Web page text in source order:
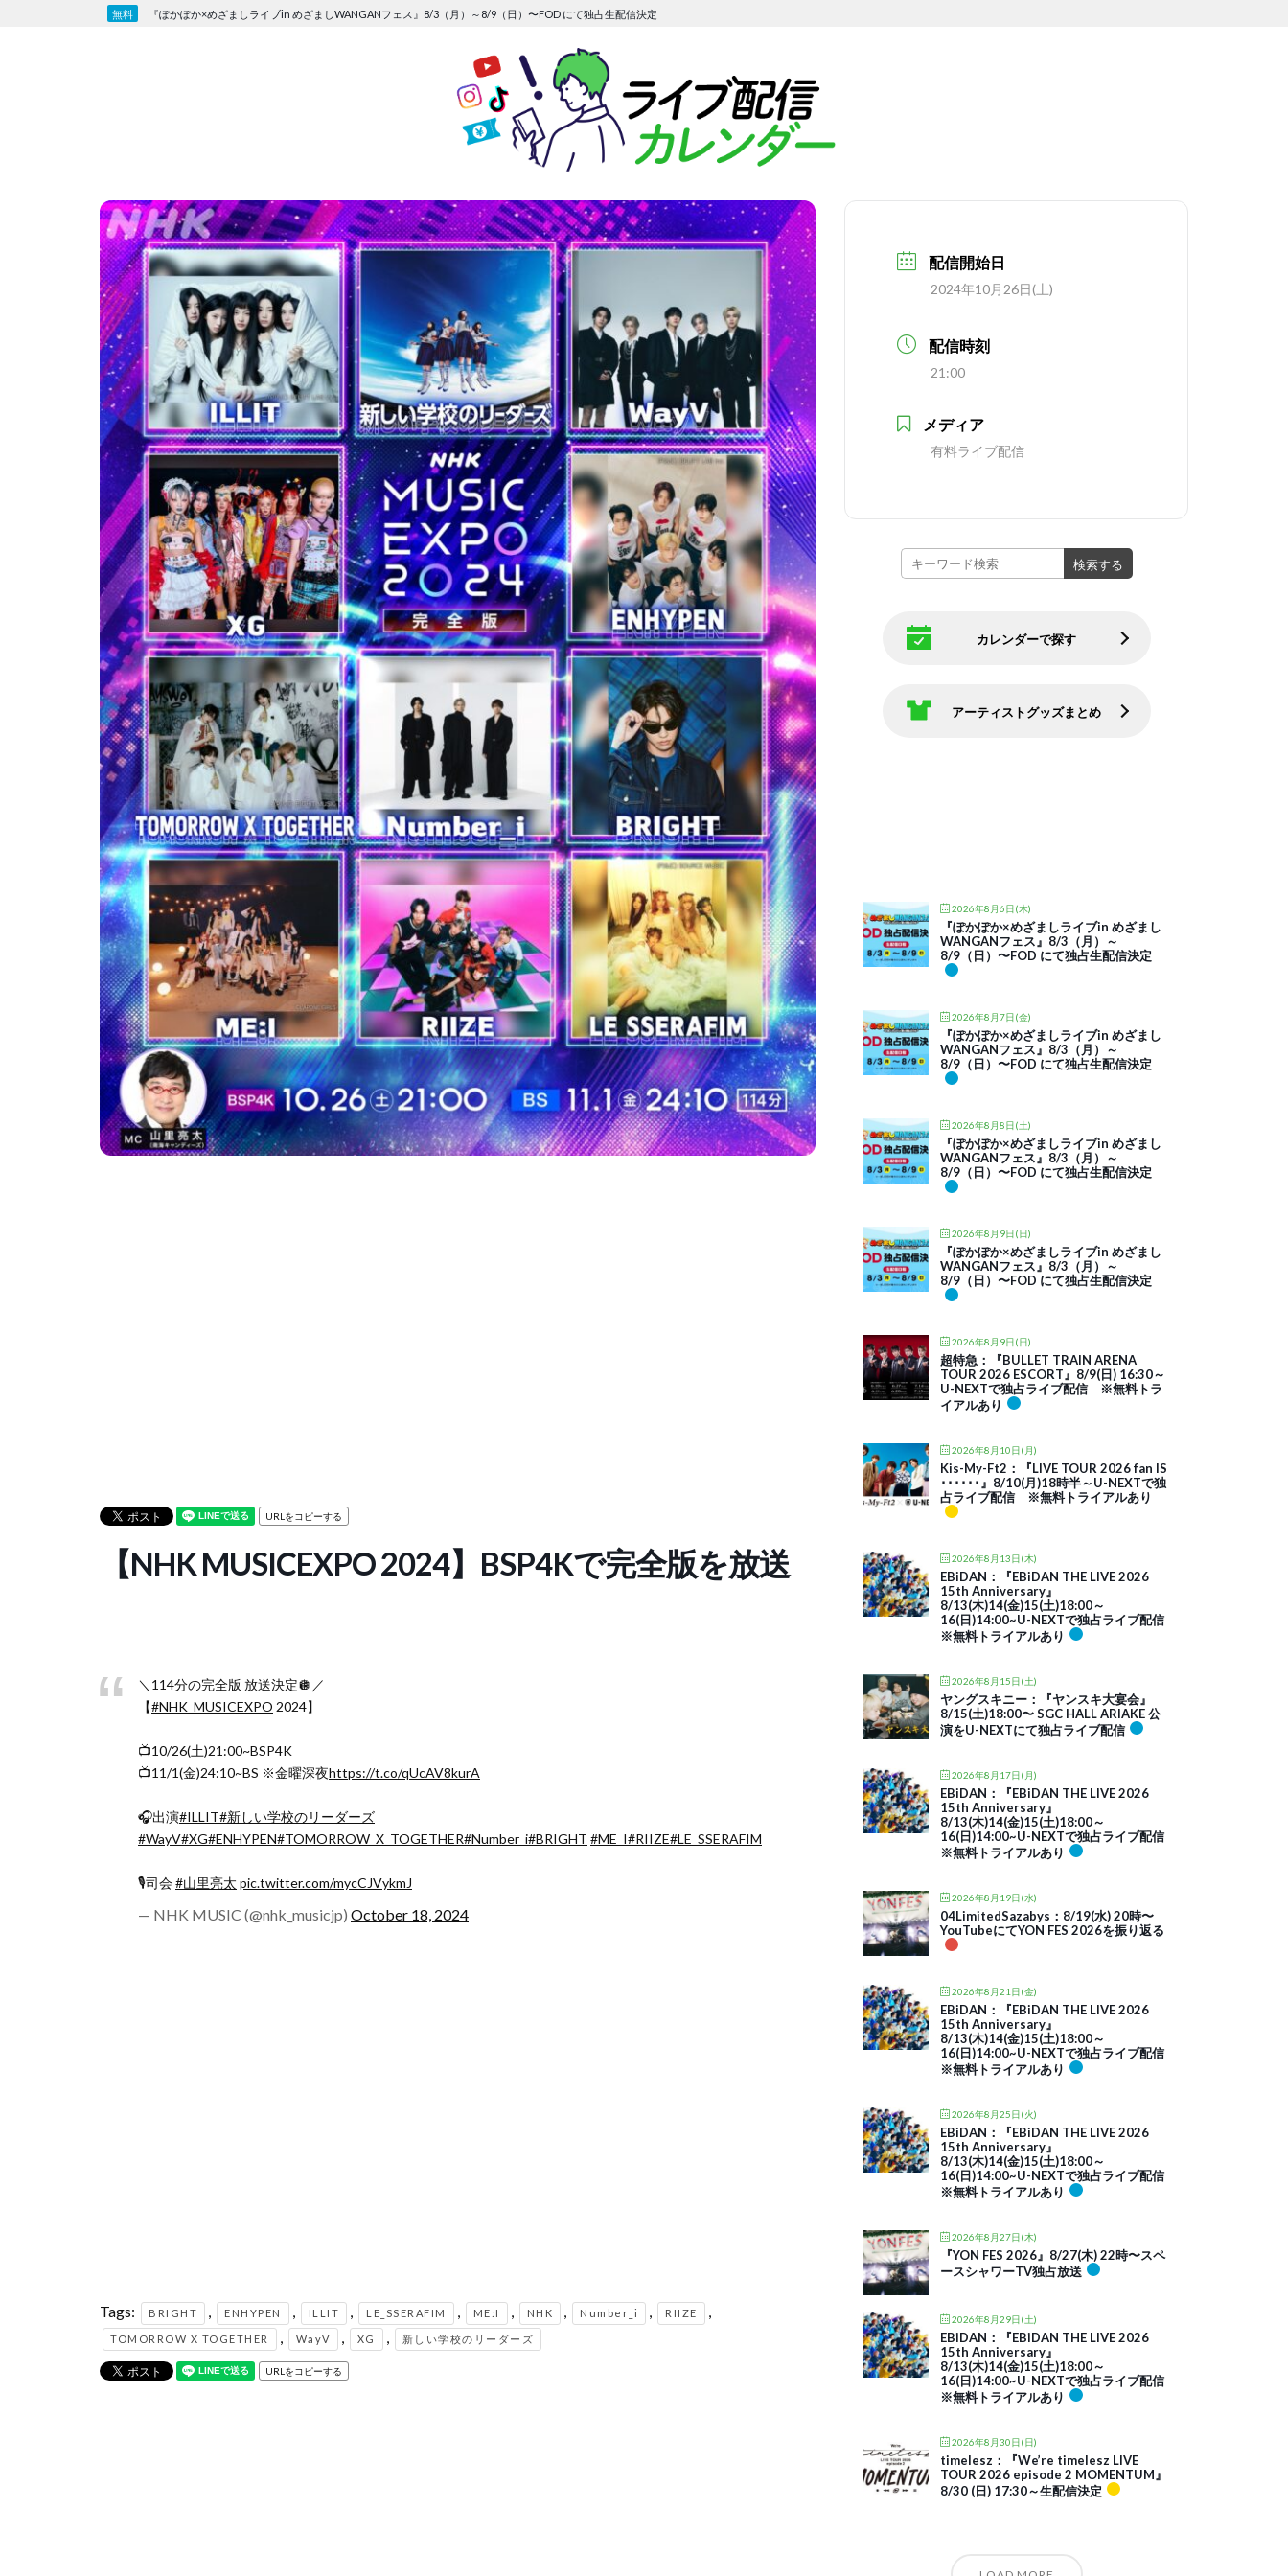
URLをコピーする
【NHK MUSICEXPO 2024】BSP4Kで完全版を放送
＼114分の完全版 放送決定🪩／
【#NHK_MUSICEXPO 2024】
📺10/26(土)21:00~BSP4K
📺11/1(金)24:10~BS ※金曜深夜https://t.co/qUcAV8kurA
🎧出演#ILLIT#新しい学校のリーダーズ
#WayV#XG#ENHYPEN#TOMORROW_X_TOGETHER#Number_i#BRIGHT #ME_I#RIIZE#LE_SSERAFIM
🎙️司会#山里亮太 pic.twitter.com/mycCJVykmJ
— NHK MUSIC (@nhk_musicjp) October 18, 2024
Tags: BRIGHT ENHYPEN ILLIT LE_SSERAFIM ME:I NHK Number_i RIIZE
TOMORROW X TOGETHER WayV XG 新しい学校のリーダーズ
URLをコピーする
配信開始日
2024年10月26日(土)
配信時刻
21:00
メディア
有料ライブ配信
カレンダーで探す
アーティストグッズまとめ
2026年8月6日(木)
『ぽかぽか×めざましライブin めざまし
WANGANフェス』8/3（月）～
8/9（日）〜FOD にて独占生配信決定
2026年8月7日(金)
『ぽかぽか×めざましライブin めざまし
WANGANフェス』8/3（月）～
8/9（日）〜FOD にて独占生配信決定
2026年8月8日(土)
『ぽかぽか×めざましライブin めざまし
WANGANフェス』8/3（月）～
8/9（日）〜FOD にて独占生配信決定
2026年8月9日(日)
『ぽかぽか×めざましライブin めざまし
WANGANフェス』8/3（月）～
8/9（日）〜FOD にて独占生配信決定
2026年8月9日(日)
超特急：『BULLET TRAIN ARENA
TOUR 2026 ESCORT』8/9(日) 16:30～
U-NEXTで独占ライブ配信 ※無料トラ
イアルあり
2026年8月10日(月)
Kis-My-Ft2：『LIVE TOUR 2026 fan IS
･･････』8/10(月)18時半～U-NEXTで独
占ライブ配信 ※無料トライアルあり
2026年8月13日(木)
EBiDAN：『EBiDAN THE LIVE 2026
15th Anniversary』
8/13(木)14(金)15(土)18:00～
16(日)14:00~U-NEXTで独占ライブ配信
※無料トライアルあり
2026年8月15日(土)
ヤングスキニー：『ヤンスキ大宴会』
8/15(土)18:00〜 SGC HALL ARIAKE 公
演をU-NEXTにて独占ライブ配信
2026年8月17日(月)
EBiDAN：『EBiDAN THE LIVE 2026
15th Anniversary』
8/13(木)14(金)15(土)18:00～
16(日)14:00~U-NEXTで独占ライブ配信
※無料トライアルあり
2026年8月19日(水)
04LimitedSazabys：8/19(水) 20時〜
YouTubeにてYON FES 2026を振り返る
2026年8月21日(金)
EBiDAN：『EBiDAN THE LIVE 2026
15th Anniversary』
8/13(木)14(金)15(土)18:00～
16(日)14:00~U-NEXTで独占ライブ配信
※無料トライアルあり
2026年8月25日(火)
EBiDAN：『EBiDAN THE LIVE 2026
15th Anniversary』
8/13(木)14(金)15(土)18:00～
16(日)14:00~U-NEXTで独占ライブ配信
※無料トライアルあり
2026年8月27日(木)
『YON FES 2026』8/27(木) 22時〜スペ
ースシャワーTV独占放送
2026年8月29日(土)
EBiDAN：『EBiDAN THE LIVE 2026
15th Anniversary』
8/13(木)14(金)15(土)18:00～
16(日)14:00~U-NEXTで独占ライブ配信
※無料トライアルあり
2026年8月30日(日)
timelesz：『We’re timelesz LIVE
TOUR 2026 episode 2 MOMENTUM』
8/30 (日) 17:30～生配信決定
『ぽかぽか×めざましライブin めざましWANGANフェス』8/3（月）～8/9（日）〜FOD にて独占生配信決定